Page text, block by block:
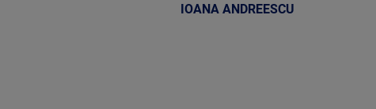
IOANA ANDREESCU